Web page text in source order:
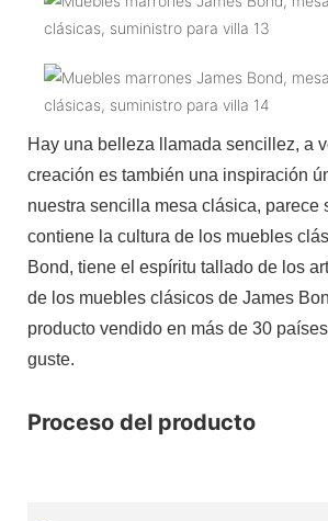
Hay una belleza llamada sencillez, a
creación es también una inspiración
nuestra sencilla mesa clásica, parece
contiene la cultura de los muebles
Bond, tiene el espíritu tallado de los
de los muebles clásicos de James
producto vendido en más de 30
guste.
Proceso del producto